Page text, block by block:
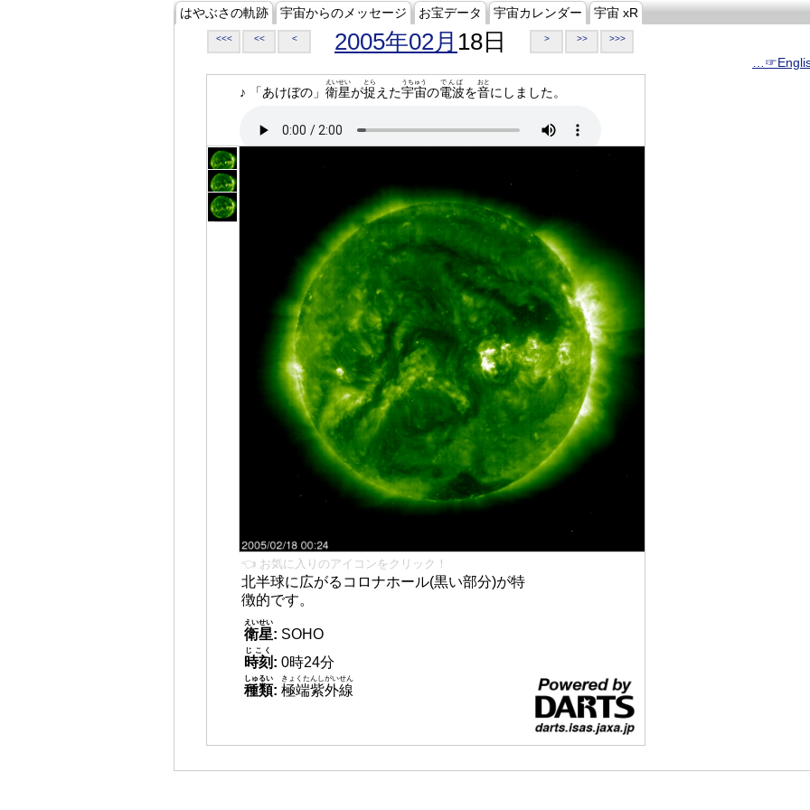
はやぶさの軌跡 宇宙からのメッセージ お宝データ 宇宙カレンダー 宇宙 xR
<<< << < 2005年02月 18日 > >> >>>
♪ 「あけぼの」 衛星
えいせい
が捉
とら
えた宇宙
うちゅう
の電波
でんぱ
を音
おと
にしました。
👈 お気に入りのアイコンをクリック！
北半球に広がるコロナホール(黒い部分)が特
徴的です。
衛星
えいせい
: SOHO
時刻
じこく
: 0時24分
種類
しゅるい
: 極端紫外線
きょくたんしがいせん